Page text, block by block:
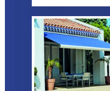
GARDENROOM
Votre pièce